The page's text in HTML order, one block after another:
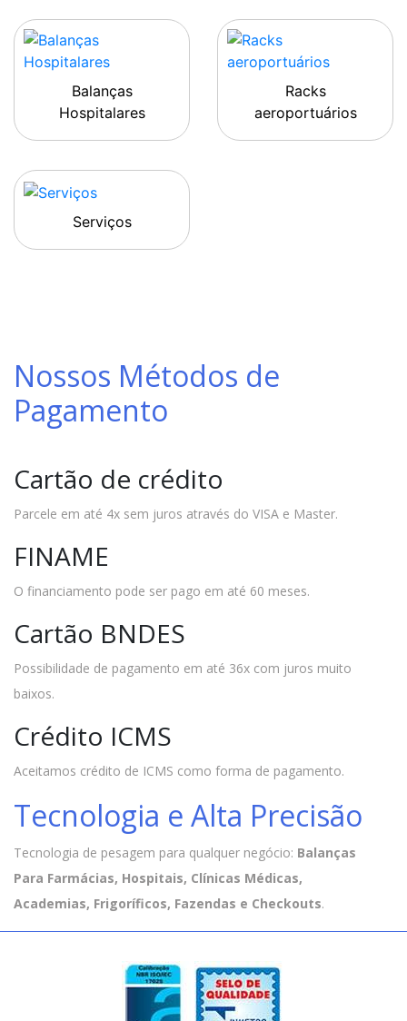
Balanças
Hospitalares
Racks
aeroportuários
Serviços
Nossos Métodos de
Pagamento
Cartão de crédito
Parcele em até 4x sem juros através do VISA e Master.
FINAME
O financiamento pode ser pago em até 60 meses.
Cartão BNDES
Possibilidade de pagamento em até 36x com juros muito
baixos.
Crédito ICMS
Aceitamos crédito de ICMS como forma de pagamento.
Tecnologia e Alta Precisão
Tecnologia de pesagem para qualquer negócio: Balanças
Para Farmácias, Hospitais, Clínicas Médicas,
Academias, Frigoríficos, Fazendas e Checkouts.